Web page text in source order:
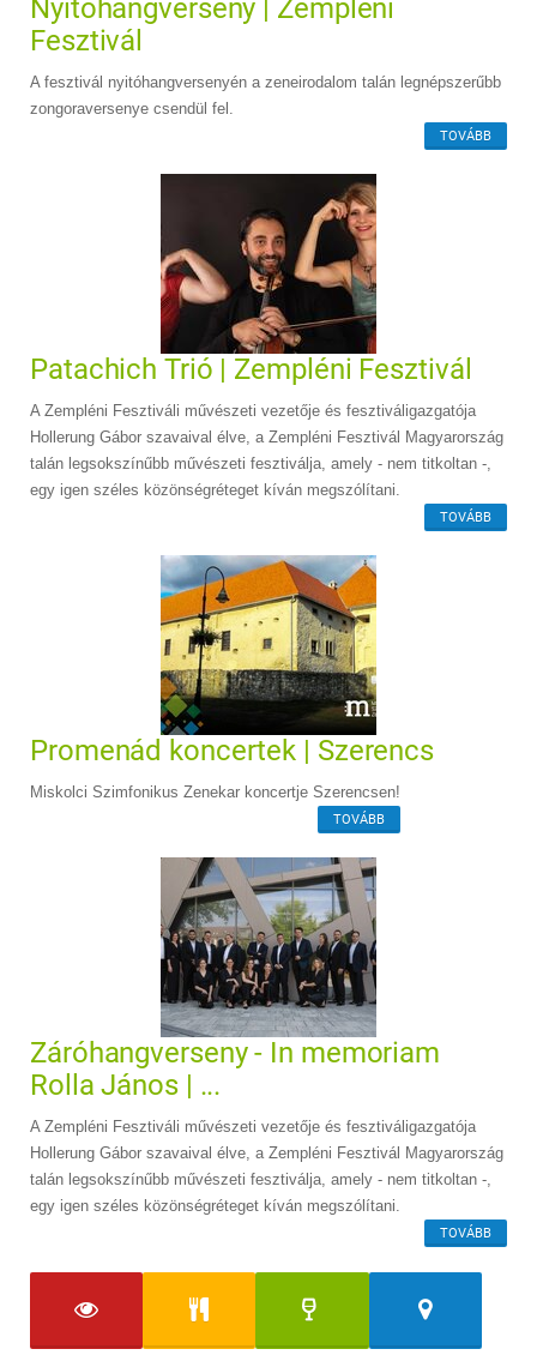
Nyitóhangverseny | Zempléni
Fesztivál
A fesztivál nyitóhangversenyén a zeneirodalom talán legnépszerűbb
zongoraversenye csendül fel.
TOVÁBB
Patachich Trió | Zempléni Fesztivál
A Zempléni Fesztiváli művészeti vezetője és fesztiváligazgatója
Hollerung Gábor szavaival élve, a Zempléni Fesztivál Magyarország
talán legsokszínűbb művészeti fesztiválja, amely - nem titkoltan -,
egy igen széles közönségréteget kíván megszólítani.
TOVÁBB
Promenád koncertek | Szerencs
Miskolci Szimfonikus Zenekar koncertje Szerencsen!
TOVÁBB
Záróhangverseny - In memoriam
Rolla János | ...
A Zempléni Fesztiváli művészeti vezetője és fesztiváligazgatója
Hollerung Gábor szavaival élve, a Zempléni Fesztivál Magyarország
talán legsokszínűbb művészeti fesztiválja, amely - nem titkoltan -,
egy igen széles közönségréteget kíván megszólítani.
TOVÁBB